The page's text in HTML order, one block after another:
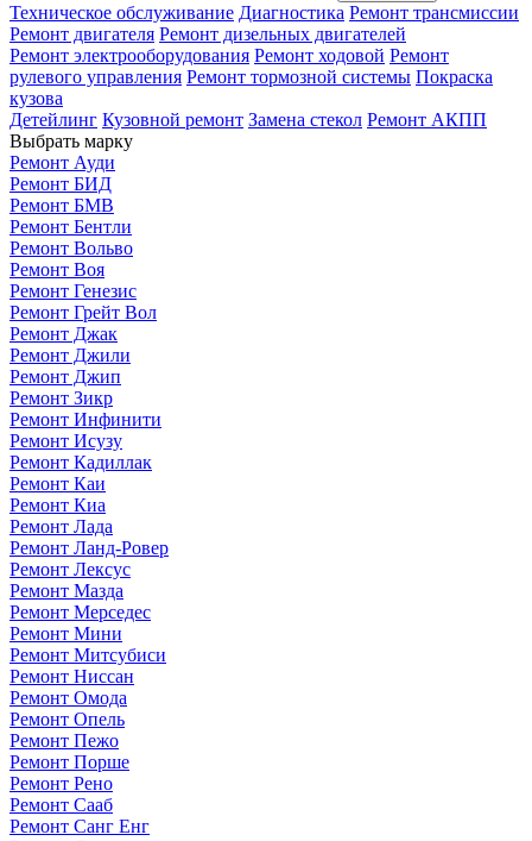
Техническое обслуживание Диагностика Ремонт трансмиссии
Ремонт двигателя Ремонт дизельных двигателей
Ремонт электрооборудования Ремонт ходовой Ремонт
рулевого управления Ремонт тормозной системы Покраска
кузова
Детейлинг Кузовной ремонт Замена стекол Ремонт АКПП
Выбрать марку
Ремонт Ауди
Ремонт БИД
Ремонт БМВ
Ремонт Бентли
Ремонт Вольво
Ремонт Воя
Ремонт Генезис
Ремонт Грейт Вол
Ремонт Джак
Ремонт Джили
Ремонт Джип
Ремонт Зикр
Ремонт Инфинити
Ремонт Исузу
Ремонт Кадиллак
Ремонт Каи
Ремонт Киа
Ремонт Лада
Ремонт Ланд-Ровер
Ремонт Лексус
Ремонт Мазда
Ремонт Мерседес
Ремонт Мини
Ремонт Митсубиси
Ремонт Ниссан
Ремонт Омода
Ремонт Опель
Ремонт Пежо
Ремонт Порше
Ремонт Рено
Ремонт Сааб
Ремонт Санг Енг